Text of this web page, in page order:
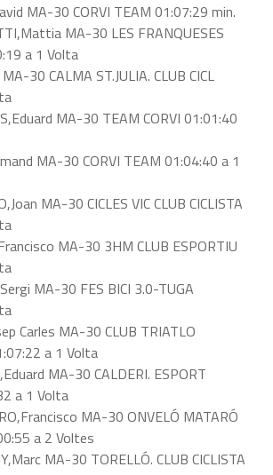
MA-30 CORVI TEAM 01:07:29 min.
MA-30 LES FRANQUESES
a 1 Volta
30 CALMA ST.JULIA. CLUB CICL
MA-30 TEAM CORVI 01:01:40
MA-30 CORVI TEAM 01:04:40 a 1
MA-30 CICLES VIC CLUB CICLISTA
MA-30 3HM CLUB ESPORTIU
MA-30 FES BICI 3.0-TUGA
Carles MA-30 CLUB TRIATLO
a 1 Volta
MA-30 CALDERI. ESPORT
a 1 Volta
MA-30 ONVELÓ MATARÓ
a 2 Voltes
MA-30 TORELLÓ. CLUB CICLISTA